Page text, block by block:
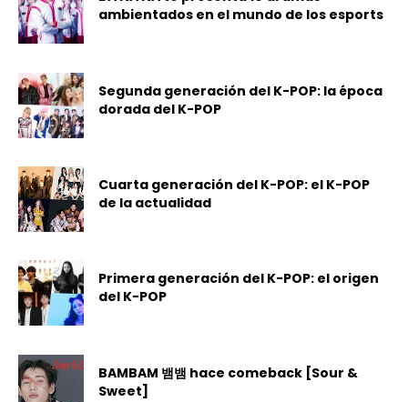
ambientados en el mundo de los esports
Segunda generación del K-POP: la época
dorada del K-POP
Cuarta generación del K-POP: el K-POP
de la actualidad
Primera generación del K-POP: el origen
del K-POP
BAMBAM 뱀뱀 hace comeback [Sour &
Sweet]